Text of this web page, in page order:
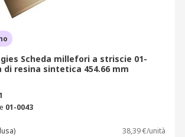
Scheda millefori a striscie 01-
di resina sintetica 454.66 mm
01-0043
38,39 €/unità